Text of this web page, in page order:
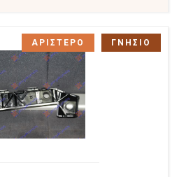
ΑΡΙΣΤΕΡΟ ΓΝΗΣΙΟ